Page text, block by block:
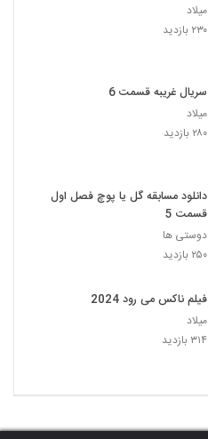
میلاد
۲۳۰ بازدید
سریال غریبه قسمت 6
میلاد
۲۸۰ بازدید
دانلود مسابقه گل یا پوچ فصل اول
قسمت 5
دوستی ها
۲۵۰ بازدید
فیلم ناکس می رود 2024
میلاد
۳۱۴ بازدید